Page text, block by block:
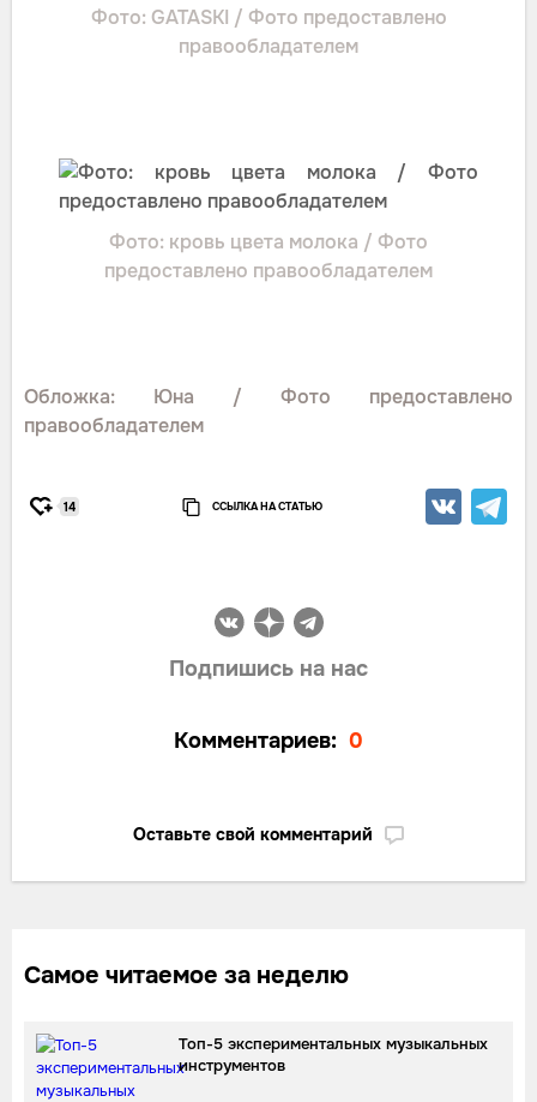
Фото: GATASKI / Фото предоставлено
правообладателем
Фото: кровь цвета молока / Фото
предоставлено правообладателем
Обложка: Юна / Фото предоставлено
правообладателем
14 ССЫЛКА НА СТАТЬЮ
Подпишись на нас
Комментариев: 0
Оставьте свой комментарий
Самое читаемое за неделю
Топ-5 экспериментальных музыкальных
инструментов